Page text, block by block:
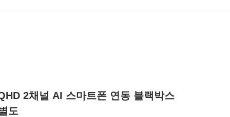
2채널 AI 스마트폰 연동 블랙박스
도